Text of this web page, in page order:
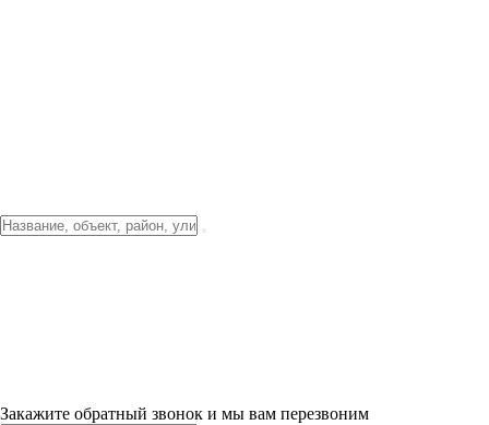
Закажите обратный звонок и мы вам перезвоним